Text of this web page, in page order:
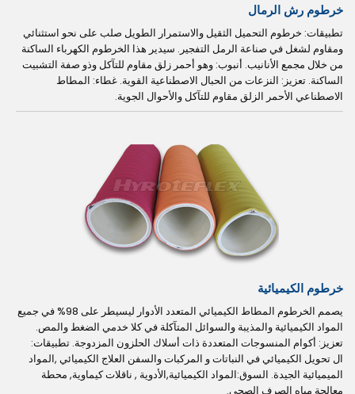
خرطوم رش الرمال
تطبيقات: خرطوم التحميل الثقيل والاستمرار الطويل صلب على نحو استثنائي
ومقاوم لشغل في صناعة الرمل التفجير. سيدير هذا الخرطوم الكهرباء الساكنة
من خلال مجمع الأنانيب. أنبوب: وهو أحمر زلق مقاوم للتآكل وذو صفة التشبيت
الساكنة. تعزيز: النزعات من الحبال الاصطناعية القوية. غطاء: المطاط
الاصطناعي الأحمر الزلق مقاوم للتآكل والأحوال الجوية.
خرطوم الكيميائية
يصمم الخرطوم المطاط الكيميائي المتعدد الأدوار ليسيطر على 98% في جميع
المواد الكيميائية والمذيبة والسوائل المتآكلة في كلا خدمي الضغط والمص.
تعزيز: أكوام المنسوجات المتعددة ذات أسلاك الحلزون المزدوجة. تطبيقات:
ال تحويل الكيميائي في النباتات و المركبات والسفن العلاج الكيميائي ,المواد
الميميائية الجيدة. السوق:المواد الكيميائية,الأدوية , ناقلات كيماوية, محطة
معالجة مياه الصرف الصحي.